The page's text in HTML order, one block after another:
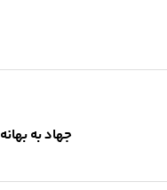
جهاد به